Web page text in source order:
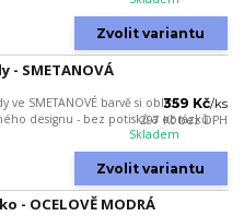
Zvolit variantu
SMETANOVÁ
SMETANOVÉ barvě si oblíbí
designu - bez potisků a obrázků.
359 Kč/ks
297 Kčbez DPH
Skladem
Zvolit variantu
- OCELOVĚ MODRÁ